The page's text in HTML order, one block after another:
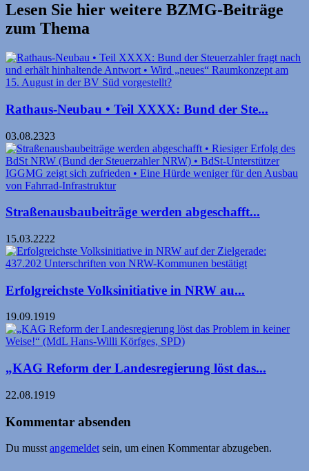
Lesen Sie hier weitere BZMG-Beiträge
zum Thema
Rathaus-Neubau • Teil XXXX: Bund der Ste...
03.08.2323
Straßenausbaubeiträge werden abgeschafft...
15.03.2222
Erfolgreichste Volksinitiative in NRW au...
19.09.1919
„KAG Reform der Landesregierung löst das...
22.08.1919
Kommentar absenden
Du musst angemeldet sein, um einen Kommentar abzugeben.